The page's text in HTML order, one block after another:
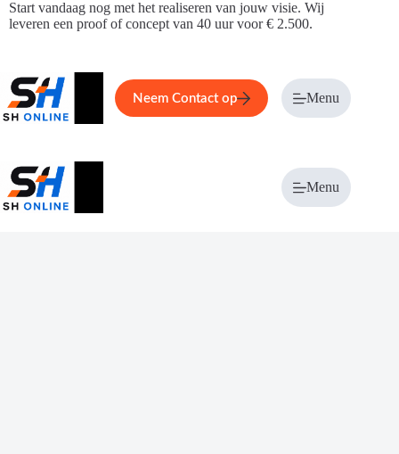
Ga
naar
Start vandaag nog met het realiseren van jouw visie. Wij
leveren een proof of concept van 40 uur voor € 2.500.
Home Service Over ons
Neem Contact op Menu
Menu